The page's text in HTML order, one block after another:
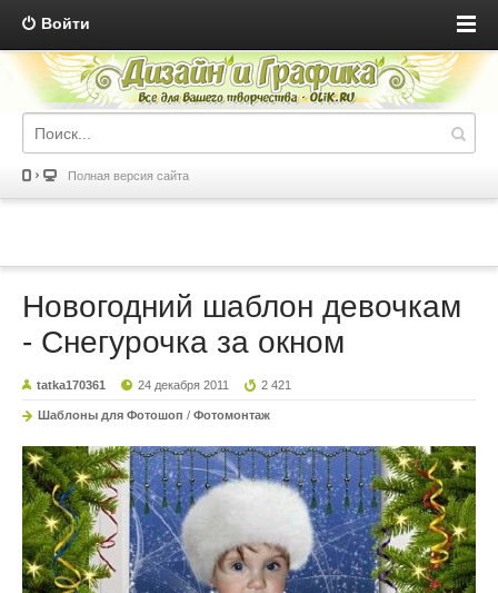
Войти
Полная версия сайта
Новогодний шаблон девочкам
- Снегурочка за окном
tatka170361 24 декабря 2011 2 421
Шаблоны для Фотошоп / Фотомонтаж